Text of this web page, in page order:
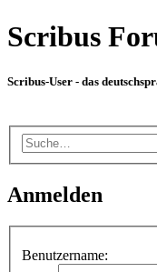
Scribus
Scribus-User - das
Anmelden
Benutzername: